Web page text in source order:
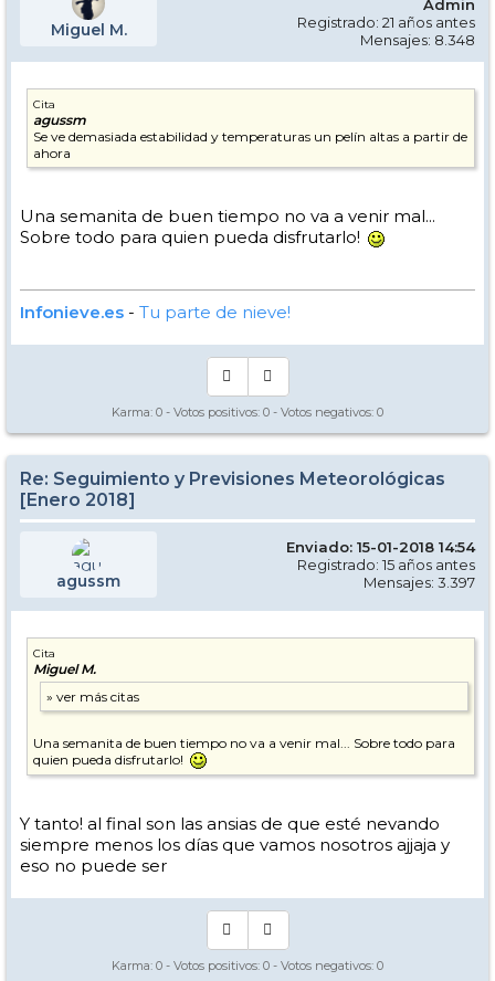
Miguel M.
Admin
Registrado: 21 años antes
Mensajes: 8.348
Cita
agussm
Se ve demasiada estabilidad y temperaturas un pelín altas a partir de
ahora
Una semanita de buen tiempo no va a venir mal...
Sobre todo para quien pueda disfrutarlo!
Infonieve.es - Tu parte de nieve!
Karma: 0 - Votos positivos: 0 - Votos negativos: 0
Re: Seguimiento y Previsiones Meteorológicas
[Enero 2018]
agussm
Enviado: 15-01-2018 14:54
Registrado: 15 años antes
Mensajes: 3.397
Cita
Miguel M.
Una semanita de buen tiempo no va a venir mal... Sobre todo para
quien pueda disfrutarlo!
Y tanto! al final son las ansias de que esté nevando
siempre menos los días que vamos nosotros ajjaja y
eso no puede ser
Karma: 0 - Votos positivos: 0 - Votos negativos: 0